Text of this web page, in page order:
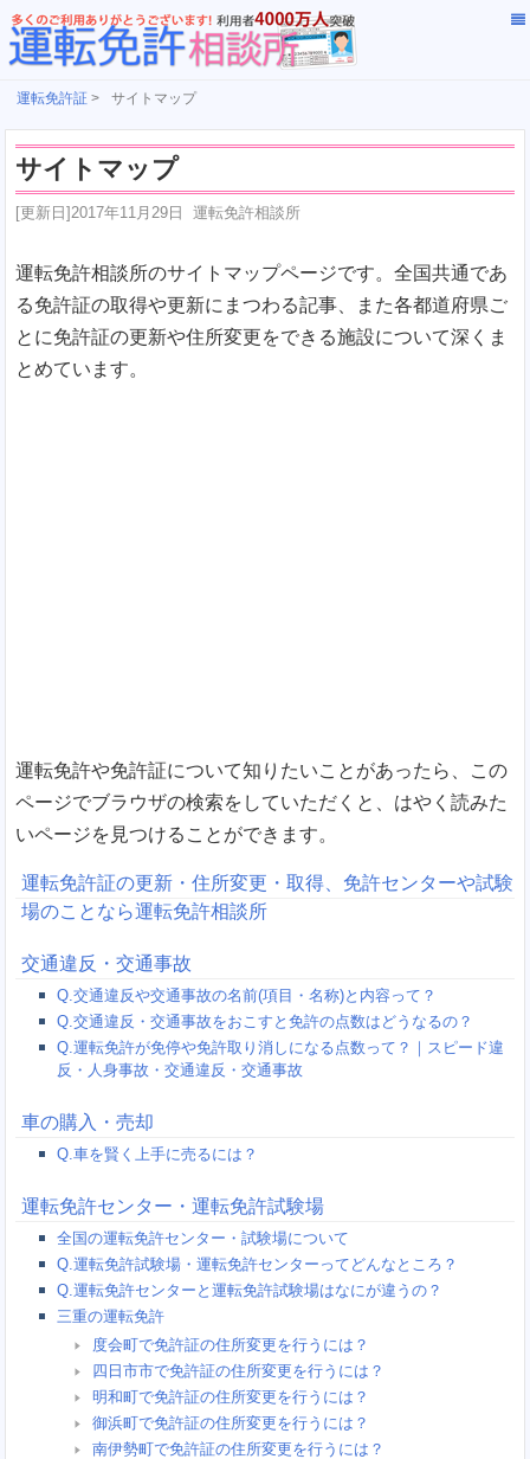
運転免許証 > サイトマップ
サイトマップ
[更新日]2017年11月29日 運転免許相談所
運転免許相談所のサイトマップページです。全国共通であ
る免許証の取得や更新にまつわる記事、また各都道府県ご
とに免許証の更新や住所変更をできる施設について深くま
とめています。
運転免許や免許証について知りたいことがあったら、この
ページでブラウザの検索をしていただくと、はやく読みた
いページを見つけることができます。
運転免許証の更新・住所変更・取得、免許センターや試験
場のことなら運転免許相談所
交通違反・交通事故
Q.交通違反や交通事故の名前(項目・名称)と内容って？
Q.交通違反・交通事故をおこすと免許の点数はどうなるの？
Q.運転免許が免停や免許取り消しになる点数って？｜スピード違
反・人身事故・交通違反・交通事故
車の購入・売却
Q.車を賢く上手に売るには？
運転免許センター・運転免許試験場
全国の運転免許センター・試験場について
Q.運転免許試験場・運転免許センターってどんなところ？
Q.運転免許センターと運転免許試験場はなにが違うの？
三重の運転免許
度会町で免許証の住所変更を行うには？
四日市市で免許証の住所変更を行うには？
明和町で免許証の住所変更を行うには？
御浜町で免許証の住所変更を行うには？
南伊勢町で免許証の住所変更を行うには？